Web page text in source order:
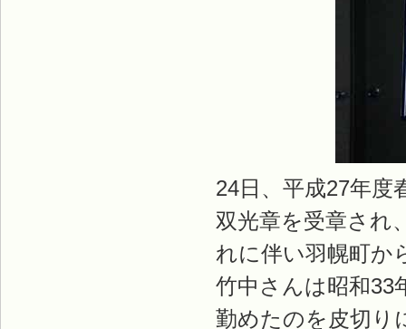
24日、平成27年度
双光章を受章され
れに伴い羽幌町か
竹中さんは昭和33
勤めたのを皮切り